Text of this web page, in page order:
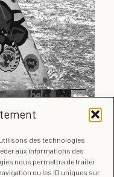
des technologies
aux informations des
nous permettra de traiter
ou les ID uniques sur
DE PAVANT